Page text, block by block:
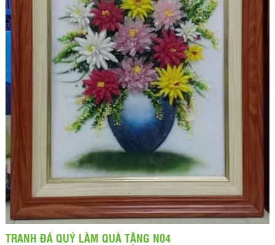
TRANH ĐÁ QUÝ LÀM QUÀ TẶNG N04